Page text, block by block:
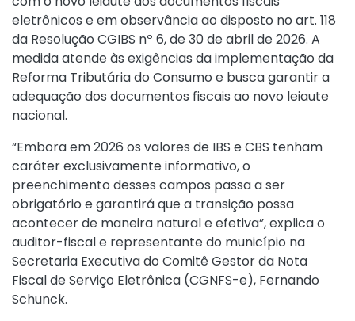
eletrônicos e em observância ao disposto no art. 118
da Resolução CGIBS nº 6, de 30 de abril de 2026. A
medida atende às exigências da implementação da
Reforma Tributária do Consumo e busca garantir a
adequação dos documentos fiscais ao novo leiaute
nacional.
“Embora em 2026 os valores de IBS e CBS tenham
caráter exclusivamente informativo, o
preenchimento desses campos passa a ser
obrigatório e garantirá que a transição possa
acontecer de maneira natural e efetiva”, explica o
auditor-fiscal e representante do município na
Secretaria Executiva do Comitê Gestor da Nota
Fiscal de Serviço Eletrônica (CGNFS-e), Fernando
Schunck.